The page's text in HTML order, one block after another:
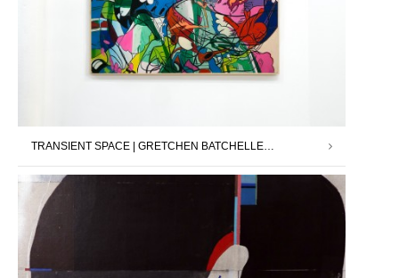
TRANSIENT SPACE | GRETCHEN BATCHELLER | 24.03.2023 – 13.05.2023